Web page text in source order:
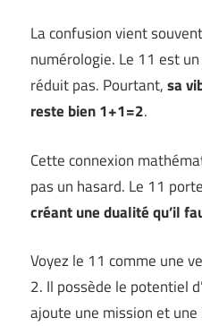
La confusion vient
numérologie. Le 11 est
réduit pas. Pourtant,sa
reste bien 1+1=2.
Cette connexion
pas un hasard. Le 11
créant une dualité qu’il
Voyez le 11 comme une
2. Il possède le potentiel
ajoute une mission et